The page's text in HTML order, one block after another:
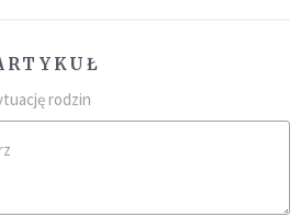
rodzin